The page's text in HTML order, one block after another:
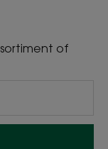
of